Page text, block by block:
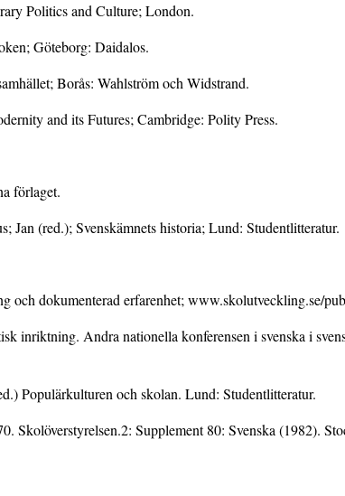
Politics and Culture; London.
Göteborg: Daidalos.
Borås: Wahlström och Widstrand.
and its Futures; Cambridge: Polity Press.
förlaget.
Jan (red.); Svenskämnets historia; Lund: Studentlitteratur.
och dokumenterad erfarenhet; www.skolutveckling.se/
inriktning. Andra nationella konferensen i svenska i
Populärkulturen och skolan. Lund: Studentlitteratur.
Skolöverstyrelsen.2: Supplement 80: Svenska (1982).